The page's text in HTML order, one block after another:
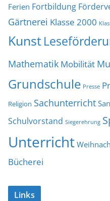
Ferien Fortbildung
Gärtnerei Klasse 2000
Kunst
Mathematik Mobilität
Grundschule Presse
Religion Sachunterricht
Schulvorstand Siegerehrung
Unterricht
Bücherei
Links